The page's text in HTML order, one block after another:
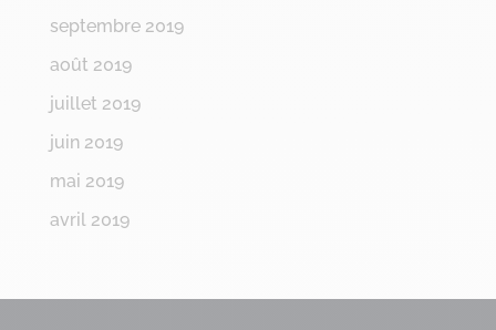
septembre 2019
août 2019
juillet 2019
juin 2019
mai 2019
avril 2019